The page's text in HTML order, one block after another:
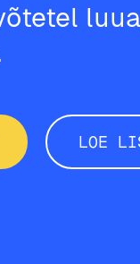
LOE